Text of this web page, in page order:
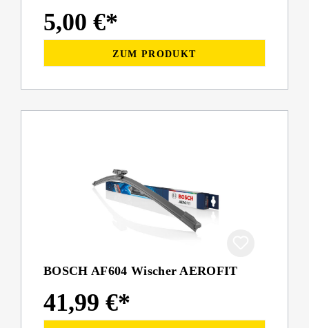
5,00 €*
ZUM PRODUKT
BOSCH AF604 Wischer AEROFIT
41,99 €*